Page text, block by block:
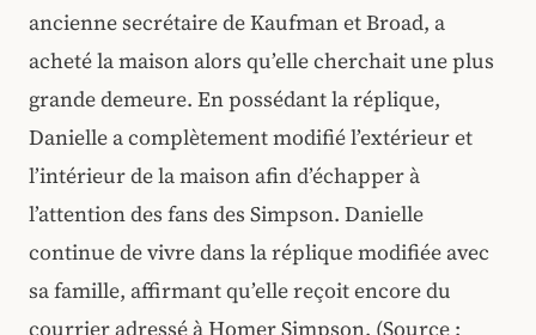
ancienne secrétaire de Kaufman et Broad, a
acheté la maison alors qu’elle cherchait une plus
grande demeure. En possédant la réplique,
Danielle a complètement modifié l’extérieur et
l’intérieur de la maison afin d’échapper à
l’attention des fans des Simpson. Danielle
continue de vivre dans la réplique modifiée avec
sa famille, affirmant qu’elle reçoit encore du
courrier adressé à Homer Simpson. (Source :